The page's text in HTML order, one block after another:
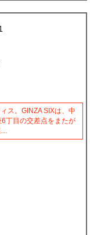
ス。GINZA SIXは、中
丁目の交差点をまたが
…